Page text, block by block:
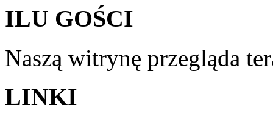
ILU GOŚCI
Naszą witrynę przegląda
LINKI